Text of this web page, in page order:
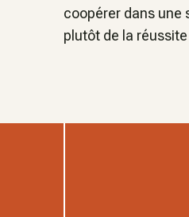
coopérer dans une
plutôt de la